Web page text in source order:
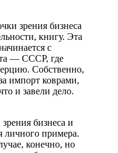
зрения бизнеса
книгу. Эта
с
— СССР, где
Собственно,
импорт коврами,
и завели дело.
бизнеса и
личного примера.
конечно, но